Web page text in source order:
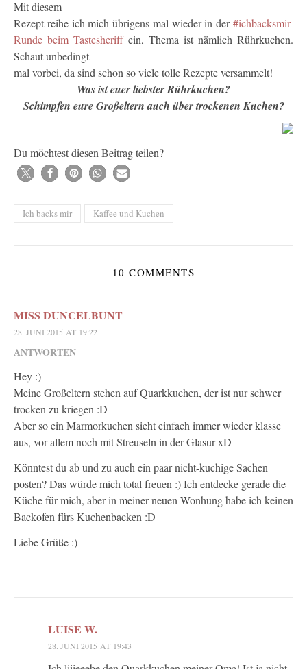
Mit diesem
Rezept reihe ich mich übrigens mal wieder in der#ichbacksmir-
Runde beim Tastesheriff ein, Thema ist nämlich Rührkuchen.
Schaut unbedingt
mal vorbei, da sind schon so viele tolle Rezepte versammelt!
Was ist euer liebster Rührkuchen?
Schimpfen eure Großeltern auch über trockenen Kuchen?
Du möchtest diesen Beitrag teilen?
Ich backs mir Kaffee und Kuchen
10 COMMENTS
MISS DUNCELBUNT
28. JUNI 2015 AT 19:22
ANTWORTEN
Hey :)
Meine Großeltern stehen auf Quarkkuchen, der ist nur schwer
trocken zu kriegen :D
Aber so ein Marmorkuchen sieht einfach immer wieder klasse
aus, vor allem noch mit Streuseln in der Glasur xD
Könntest du ab und zu auch ein paar nicht-kuchige Sachen
posten? Das würde mich total freuen :) Ich entdecke gerade die
Küche für mich, aber in meiner neuen Wonhung habe ich keinen
Backofen fürs Kuchenbacken :D
Liebe Grüße :)
LUISE W.
28. JUNI 2015 AT 19:43